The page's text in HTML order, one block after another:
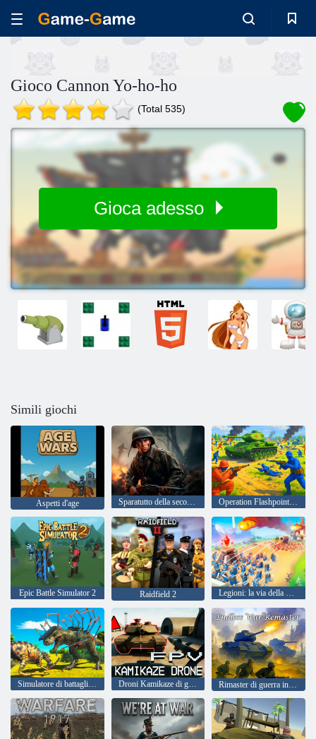
Gioco Cannon Yo-ho-ho
(Total 535)
Gioca adesso
Simili giochi
Aspetti d'age Sparatutto della seconda guerra mondiale Operation Flashpoint: Red - Blue War
Epic Battle Simulator 2 Raidfield 2 Legioni: la via della guerra
Simulatore di battaglia totalmente accurato 2 Droni Kamikaze di guerra di FPV Rimaster di guerra infinito